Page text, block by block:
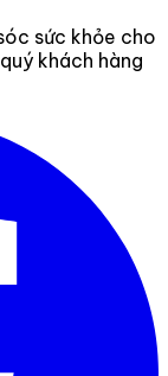
sức khỏe cho
khách hàng